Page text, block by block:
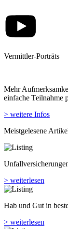
Vermittler-Porträts
Mehr
einfache Teilnahme
> weitere Infos
Meistgelesene
> weiterlesen
Hab und Gut in
> weiterlesen